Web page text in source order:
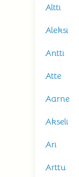
Altti
Aleksi
Antti
Atte
Aarne
Akseli
Ari
Arttu